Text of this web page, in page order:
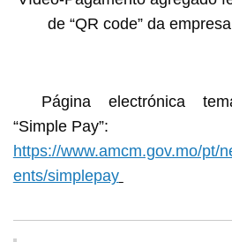
de “QR code” da
Página electrónica
“Simple Pay”:
https://www.amcm.gov.mo/pt/
ents/simplepay